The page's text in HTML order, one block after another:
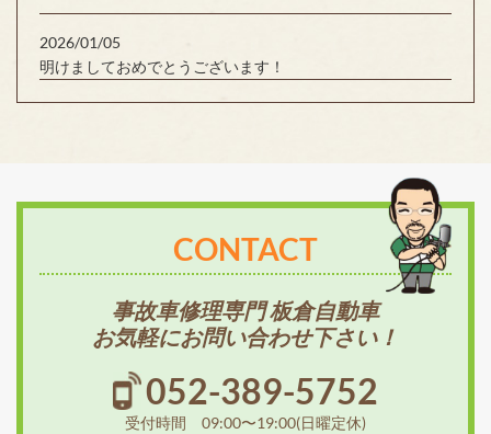
2026/01/05
明けましておめでとうございます！
CONTACT
事故車修理専門 板倉自動車
お気軽にお問い合わせ下さい！
052-389-5752
受付時間 09:00〜19:00(日曜定休)